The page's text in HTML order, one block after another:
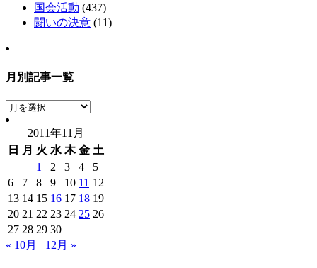
国会活動 (437)
闘いの決意 (11)
月別記事一覧
月
別
事
覧
2011年11月
日
月 火 水 木 金 土
1
2 3 4
5
6
7 8 9 10 11 12
13 14 15 16 17 18 19
20 21 22 23 24 25 26
27 28 29 30
« 10月
12月 »